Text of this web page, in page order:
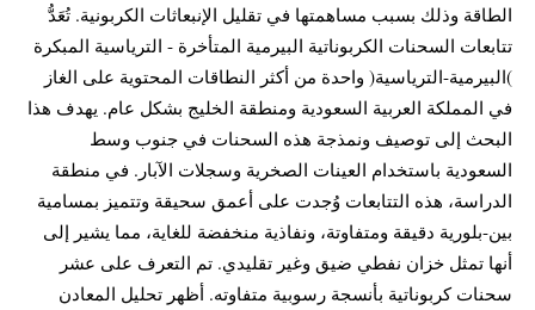
الطاقة وذلك بسبب مساهمتها في تقليل الإنبعاثات الكربونية. تُعَدُّ
تتابعات السحنات الكربوناتية البيرمية المتأخرة - الترياسية المبكرة
)البيرمية-الترياسية( واحدة من أكثر النطاقات المحتوية على الغاز
في المملكة العربية السعودية ومنطقة الخليج بشكل عام. يهدف هذا
البحث إلى توصيف ونمذجة هذه السحنات في جنوب وسط
السعودية باستخدام العينات الصخرية وسجلات الآبار. في منطقة
الدراسة، هذه التتابعات وُجدت على أعمق سحيقة وتتميز بمسامية
بين-بلورية دقيقة ومتفاوتة، ونفاذية منخفضة للغاية، مما يشير إلى
أنها تمثل خزان نفطي ضيق وغير تقليدي. تم التعرف على عشر
سحنات كربوناتية بأنسجة رسوبية متفاوته. أظهر تحليل المعادن